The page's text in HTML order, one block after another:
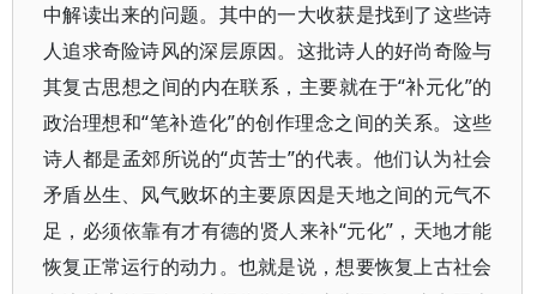
中解读出来的问题。其中的一大收获是找到了这些诗
人追求奇险诗风的深层原因。这批诗人的好尚奇险与
其复古思想之间的内在联系，主要就在于“补元化”的
政治理想和“笔补造化”的创作理念之间的关系。这些
诗人都是孟郊所说的“贞苦士”的代表。他们认为社会
矛盾丛生、风气败坏的主要原因是天地之间的元气不
足，必须依靠有才有德的贤人来补“元化”，天地才能
恢复正常运行的动力。也就是说，想要恢复上古社会